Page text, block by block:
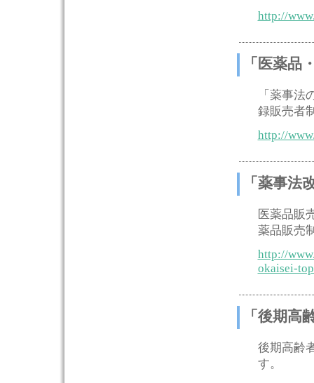
http://
「医薬品
「薬事
録販売者
http://
「薬事法
医薬品販
薬品販売
http://
okaisei-
「後期高
後期高齢
す。